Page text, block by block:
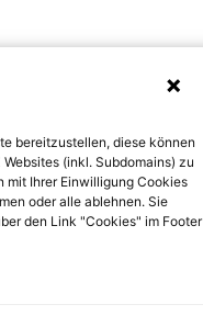
bereitzustellen, diese können
(inkl. Subdomains) zu
Ihrer Einwilligung Cookies
oder alle ablehnen. Sie
den Link "Cookies" im Footer